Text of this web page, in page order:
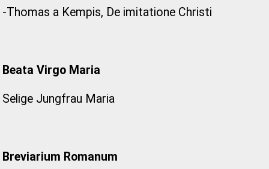
-Thomas a Kempis, De imitatione Christi
Beata Virgo Maria
Selige Jungfrau Maria
Breviarium Romanum